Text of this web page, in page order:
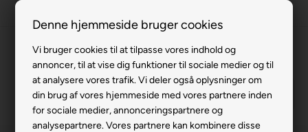
Denne hjemmeside bruger cookies
Vi bruger cookies til at tilpasse vores indhold og
annoncer, til at vise dig funktioner til sociale medier og til
at analysere vores trafik. Vi deler også oplysninger om
din brug af vores hjemmeside med vores partnere inden
for sociale medier, annonceringspartnere og
analysepartnere. Vores partnere kan kombinere disse
Gratis levering v. køb for 799,-
Service hos dig
3 års garanti